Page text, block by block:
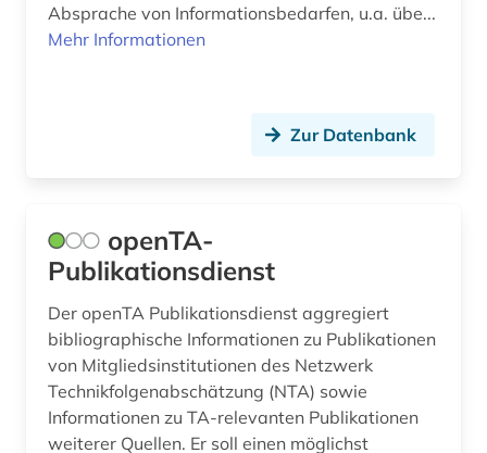
archivbestand (1)
archivkunde (2)
archivwesen (2)
archäologie (11)
Suedasien (5)
Tuerkei (4)
USA (29)
Ukraine (7)
Ungarn (17)
Absprache von Informationsbedarfen, u.a. übe...
Mehr Informationen
Zur Datenbank
openTA-
Publikationsdienst
Der openTA Publikationsdienst aggregiert
bibliographische Informationen zu Publikationen
von Mitgliedsinstitutionen des Netzwerk
Technikfolgenabschätzung (NTA) sowie
Informationen zu TA-relevanten Publikationen
weiterer Quellen. Er soll einen möglichst